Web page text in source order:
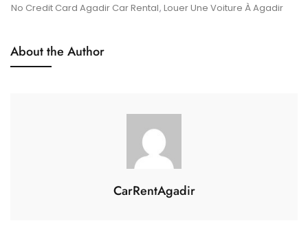
No Credit Card Agadir Car Rental, Louer Une Voiture À Agadir
About the Author
CarRentAgadir